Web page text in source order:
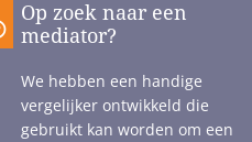
Op zoek naar een
mediator?
We hebben een handige
vergelijker ontwikkeld die
gebruikt kan worden om een